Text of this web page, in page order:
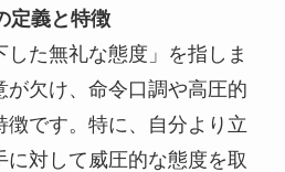
定義と特徴
た無礼な態度」を指しま
が欠け、命令口調や高圧的
徴です。特に、自分より立
対して威圧的な態度を取